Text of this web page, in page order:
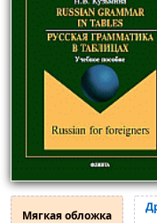
Мягкая обложка